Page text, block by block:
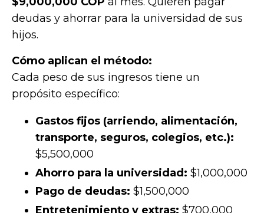
deudas y ahorrar para la universidad de sus
hijos.
Cómo aplican el método:
Cada peso de sus ingresos tiene un
propósito específico:
Gastos fijos (arriendo, alimentación,
transporte, seguros, colegios, etc.):
$5,500,000
Ahorro para la universidad: $1,000,000
Pago de deudas: $1,500,000
Entretenimiento y extras: $700,000